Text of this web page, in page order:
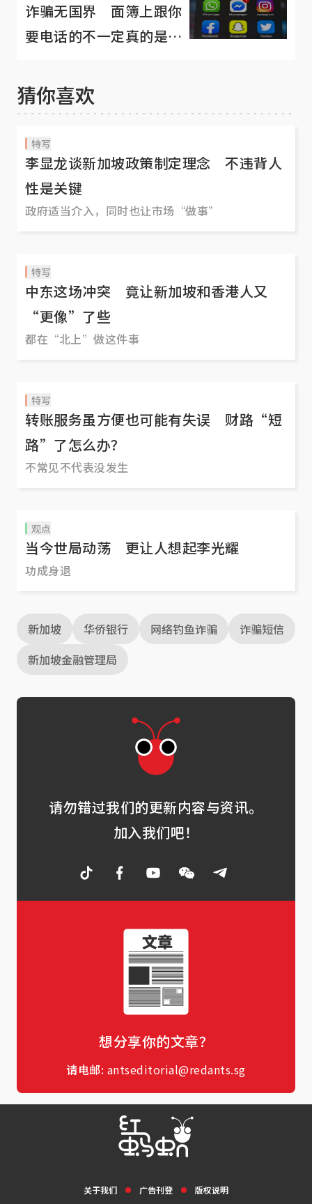
诈骗无国界 面簿上跟你
要电话的不一定真的是
猜你喜欢
特写
李显龙谈新加坡政策制定理念 不违背人
性是关键
政府适当介入，同时也让市场“做事”
特写
中东这场冲突 竟让新加坡和香港人又
“更像”了些
都在“北上”做这件事
特写
转账服务虽方便也可能有失误 财路“短
路”了怎么办？
不常见不代表没发生
观点
当今世局动荡 更让人想起李光耀
功成身退
新加坡 华侨银行 网络钓鱼诈骗
诈骗短信
新加坡金融管理局
请勿错过我们的更新内容与资讯。
加入我们吧！
想分享你的文章？
请电邮: antseditorial@redants.sg
关于我们 广告刊登 版权说明